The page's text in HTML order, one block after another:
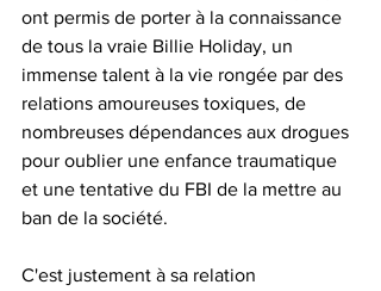
ont permis de porter à la connaissance
de tous la vraie Billie Holiday, un
immense talent à la vie rongée par des
relations amoureuses toxiques, de
nombreuses dépendances aux drogues
pour oublier une enfance traumatique
et une tentative du FBI de la mettre au
ban de la société.
C'est justement à sa relation